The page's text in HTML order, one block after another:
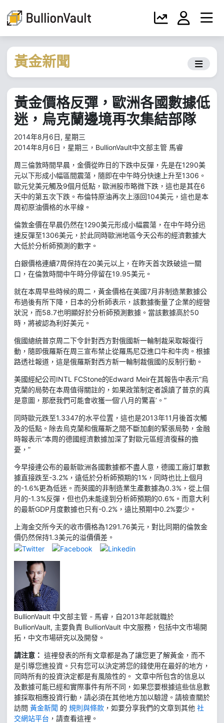
黃金新聞
黃金價格反彈，歐洲各國數據低
迷，烏克蘭邊境再次集結部隊
2014年8月6日, 星期三
2014年8月6日，星期三，BullionVault中文部主管 馬睿
周三倫敦時間早晨，金價從昨日的下跌中反彈，先是在1290美
元以下形成小幅區間震蕩，隨即在中午時分快速上升至1306。
歐元兌美元觸及9個月低點，歐洲股市略微下跌，這也是其在6
天中的第五次下跌。布倫特原油再次上漲回104美元，這也是本
周初原油價格的水平線。
倫敦金價在早晨仍然在1290美元形成小幅震蕩，在中午時分迅
速反彈至1306美元，於此同時歐洲地區今天公布的經濟數據大
大低於分析師預測的數字。
白銀價格連續7周保持在20美元以上，在昨天首次跌破這一關
口，在倫敦時間中午時分停留在19.95美元。
就在本周早些時候的周二，黃金價格在美國7月非制造業數據公
布過後有所下降，日本的分析師表示，該數據衡量了企業的經營
狀況，而58.7也明顯好於分析師預測數據。當該數據高於50
時，將被認為利好美元。
俄國總統普京周二下令針對西方對俄國新一輪制裁采取報復行
動，隨即俄羅斯在周三宣布禁止從羅馬尼亞進口牛和牛肉。根據
路透社報道，這是俄羅斯對西方新一輪制裁俄國的反制行動。
美國經紀公司INTL FCStone的Edward Meir在其報告中表示“烏
克蘭的局勢在本周值得關註的，如果政策制定者誤讀了普京的真
是意圖，那麽我們可能會收獲一個‘八月的驚喜’。”
同時歐元跌至1.3347的水平位置，這也是2013年11月後首次觸
及的低點。除去烏克蘭和俄羅斯之間不斷加劇的緊張局勢，金融
時報表示“本周的德國經濟數據加深了對歐元區經濟復蘇的擔
憂，”
今早接連公布的最新歐洲各國數據都不盡人意，德國工廠訂單數
據直接跌至-3.2%，遠低於分析師預期的1%，同時也比上個月
的-1.6%更為低迷。而英國的非制造業生產數據為0.3%，從上個
月的-1.3%反彈，但也仍未能達到分析師預期的0.6%。而意大利
的最新GDP月度數據也只有-0.2%，遠比預期中0.2%要少。
上海金交所今天的收市價格為1291.76美元，對比同期的倫敦金
價仍然保持1.3美元的溢價價差。
BullionVault 中文部主管 - 馬睿，自2013年起就職於
BullionVault, 主要負責 BullionVault 中文服務，包括中文市場開
拓，中文市場研究以及開發。
請注意： 這裡發表的所有文章都是為了讓您更了解黃金，而不
是引導您進投資。只有您可以決定將您的錢使用在最好的地方，
同時所有的投資決定都是有風險性的。 文章中所包含的信息以
及數據可能已經和實際事件有所不同，如果您要根據這些信息數
據採取相應投資行動，請必須在其他地方加以驗證。請檢查關於
訪問 黃金新聞 的 規則與條款 ，如要分享我們的文章到其他 社
交網站平台 ，請查看這裡。